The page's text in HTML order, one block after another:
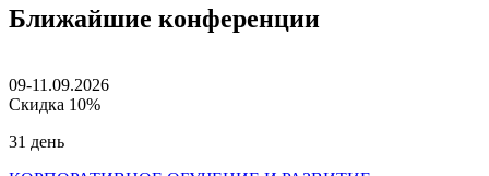
Ближайшие конференции
09-11.09.2026
Скидка 10%
31 день